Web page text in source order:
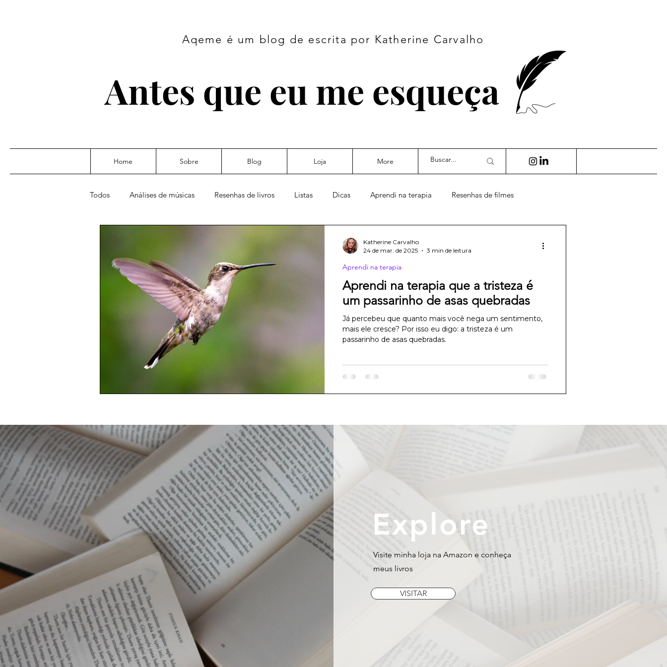
Aqeme é um blog de escrita por Katherine Carvalho
Antes que eu me esqueça
Home Sobre Blog Loja More
Todos Análises de músicas Resenhas de livros Listas Dicas Aprendi na terapia Resenhas de filmes
Aprendi na terapia que a tristeza é
um passarinho de asas quebradas
Já percebeu que quanto mais você nega um sentimento,
mais ele cresce? Por isso eu digo: a tristeza é um
passarinho de asas quebradas.
Aprendi na terapia
Katherine Carvalho
24 de mar. de 2025
3 min de leitura
Explore
Visite minha loja na Amazon e conheça
meus livros
VISITAR